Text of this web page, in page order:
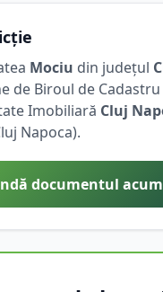
Mociu din județul
de Biroul de Cadastru
Imobiliară Cluj
Napoca).
documentul acum